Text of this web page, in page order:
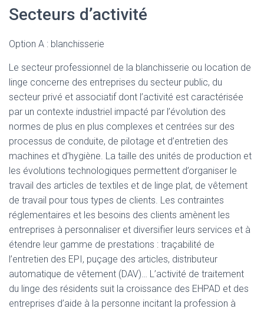
Secteurs d’activité
Option A : blanchisserie
Le secteur professionnel de la blanchisserie ou location de
linge concerne des entreprises du secteur public, du
secteur privé et associatif dont l’activité est caractérisée
par un contexte industriel impacté par l’évolution des
normes de plus en plus complexes et centrées sur des
processus de conduite, de pilotage et d’entretien des
machines et d’hygiène. La taille des unités de production et
les évolutions technologiques permettent d’organiser le
travail des articles de textiles et de linge plat, de vêtement
de travail pour tous types de clients. Les contraintes
réglementaires et les besoins des clients amènent les
entreprises à personnaliser et diversifier leurs services et à
étendre leur gamme de prestations : traçabilité de
l’entretien des EPI, puçage des articles, distributeur
automatique de vêtement (DAV)… L’activité de traitement
du linge des résidents suit la croissance des EHPAD et des
entreprises d’aide à la personne incitant la profession à